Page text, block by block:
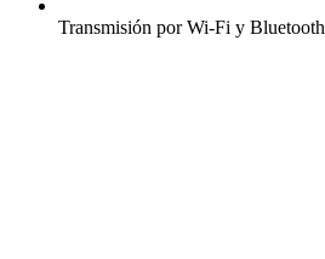
Transmisión por Wi-Fi y Bluetooth